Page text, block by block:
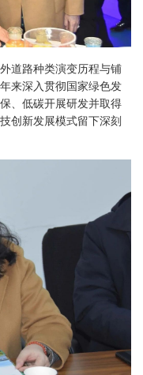
道路种类演变历程与铺
来深入贯彻国家绿色发
、低碳开展研发并取得
创新发展模式留下深刻